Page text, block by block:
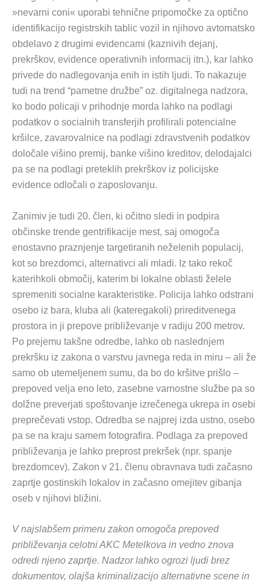
»nevarni coni« uporabi tehnične pripomočke za optično
identifikacijo registrskih tablic vozil in njihovo avtomatsko
obdelavo z drugimi evidencami (kaznivih dejanj,
prekrškov, evidence operativnih informacij itn.), kar lahko
privede do nadlegovanja enih in istih ljudi. To nakazuje
tudi na trend “pametne družbe” oz. digitalnega nadzora,
ko bodo policaji v prihodnje morda lahko na podlagi
podatkov o socialnih transferjih profilirali potencialne
kršilce, zavarovalnice na podlagi zdravstvenih podatkov
določale višino premij, banke višino kreditov, delodajalci
pa se na podlagi preteklih prekrškov iz policijske
evidence odločali o zaposlovanju.
Zanimiv je tudi 20. člen, ki očitno sledi in podpira
občinske trende gentrifikacije mest, saj omogoča
enostavno praznjenje targetiranih neželenih populacij,
kot so brezdomci, alternativci ali mladi. Iz tako rekoč
katerihkoli območij, katerim bi lokalne oblasti želele
spremeniti socialne karakteristike. Policija lahko odstrani
osebo iz bara, kluba ali (kateregakoli) prireditvenega
prostora in ji prepove približevanje v radiju 200 metrov.
Po prejemu takšne odredbe, lahko ob naslednjem
prekršku iz zakona o varstvu javnega reda in miru – ali že
samo ob utemeljenem sumu, da bo do kršitve prišlo –
prepoved velja eno leto, zasebne varnostne službe pa so
dolžne preverjati spoštovanje izrečenega ukrepa in osebi
preprečevati vstop. Odredba se najprej izda ustno, osebo
pa se na kraju samem fotografira. Podlaga za prepoved
približevanja je lahko preprost prekršek (npr. spanje
brezdomcev). Zakon v 21. členu obravnava tudi začasno
zaprtje gostinskih lokalov in začasno omejitev gibanja
oseb v njihovi bližini.
V najslabšem primeru zakon omogoča prepoved
približevanja celotni AKC Metelkova in vedno znova
odredi njeno zaprtje. Nadzor lahko ogrozi ljudi brez
dokumentov, olajša kriminalizacijo alternativne scene in